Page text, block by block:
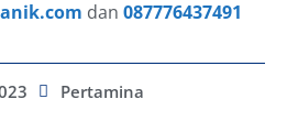
dan 087776437491
Pertamina